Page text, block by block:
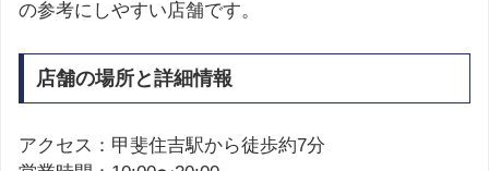
の参考にしやすい店舗です。
店舗の場所と詳細情報
アクセス：甲斐住吉駅から徒歩約7分